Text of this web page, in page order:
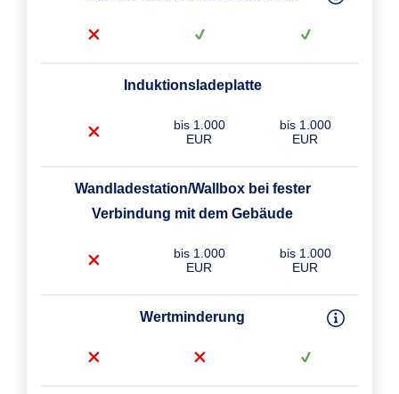
Induktionsladeplatte
bis 1.000
EUR
bis 1.000
EUR
Wandladestation/Wallbox bei fester
Verbindung mit dem Gebäude
bis 1.000
EUR
bis 1.000
EUR
Wertminderung